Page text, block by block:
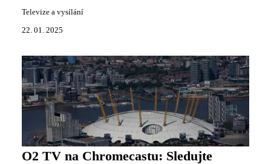
Televize a vysílání
22. 01. 2025
O2 TV na Chromecastu: Sledujte